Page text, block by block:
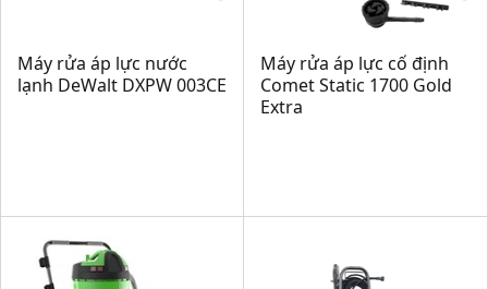
Máy rửa áp lực nước
lạnh DeWalt DXPW 003CE
Máy rửa áp lực cố định
Comet Static 1700 Gold
Extra